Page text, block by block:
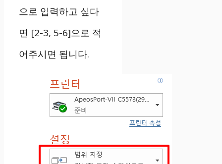
으로 입력하고 싶다
면 [2-3, 5-6]으로 적
어주시면 됩니다.